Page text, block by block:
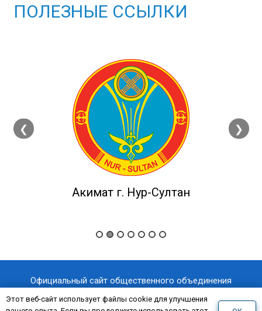
ПОЛЕЗНЫЕ ССЫЛКИ
❮
Акимат г. Нур-Султан
❯
Официальный сайт общественного объединения
«Казахстанский отраслевой профессиональный союз
Этот веб-сайт использует файлы cookie для улучшения